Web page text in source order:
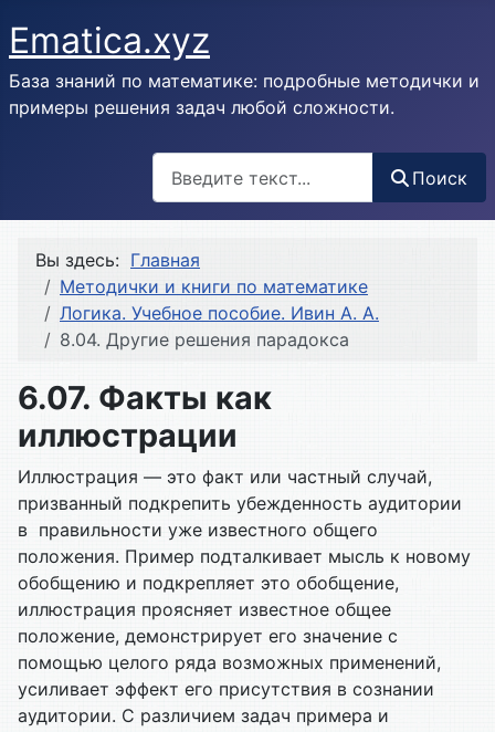
Ematica.xyz
База знаний по математике: подробные методички и
примеры решения задач любой сложности.
Поиск
Вы здесь: Главная
Методички и книги по математике
Логика. Учебное пособие. Ивин А. А.
8.04. Другие решения парадокса
6.07. Факты как
иллюстрации
Иллюстрация — это факт или частный случай,
призванный подкрепить убежденность аудитории
в правильности уже известного общего
положения. Пример подталкивает мысль к новому
обобщению и подкрепляет это обобщение,
иллюстрация проясняет известное общее
положение, демонстрирует его значение с
помощью целого ряда возможных применений,
усиливает эффект его присутствия в сознании
аудитории. С различием задач примера и